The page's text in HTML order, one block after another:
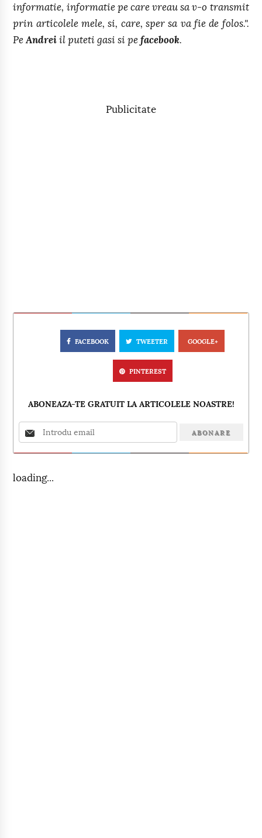
informatie, informatie pe care vreau sa v-o transmit
prin articolele mele, si, care, sper sa va fie de folos.".
PeAndrei il puteti gasi si pefacebook.
Publicitate
FACEBOOK TWEETER GOOGLE+
PINTEREST
ABONEAZA-TE GRATUIT LA ARTICOLELE NOASTRE!
loading...